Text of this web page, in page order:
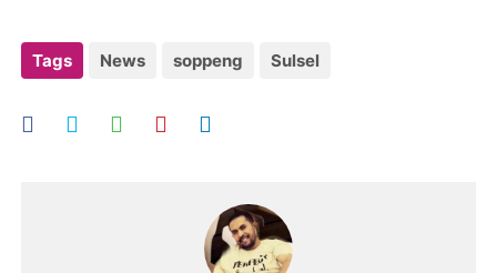
Tags News soppeng Sulsel